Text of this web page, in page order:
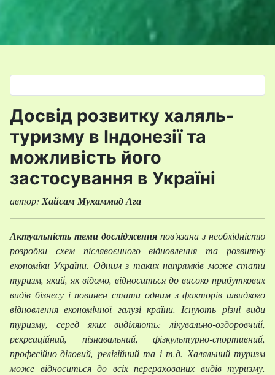
Досвід розвитку халяль-
туризму в Індонезії та
можливість його
застосування в Україні
автор:Хайсам Мухаммад Ага
Актуальність теми дослідження пов'язана з необхідністю
розробки схем післявоєнного відновлення та розвитку
економіки України. Одним з таких напрямків може стати
туризм, який, як відомо, відноситься до високо прибуткових
видів бізнесу і повинен стати одним з факторів швидкого
відновлення економічної галузі країни. Існують різні види
туризму, серед яких виділяють: лікувально-оздоровчий,
рекреаційний, пізнавальний, фізкультурно-спортивний,
професійно-діловий, релігійний та і т.д. Халяльний туризм
може відноситься до всіх перерахованих видів туризму.